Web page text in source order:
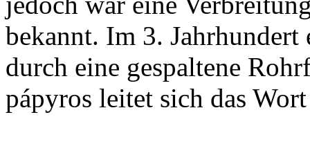
bekannt. Im 3. Jahrhundert
durch eine gespaltene
pápyros leitet sich das